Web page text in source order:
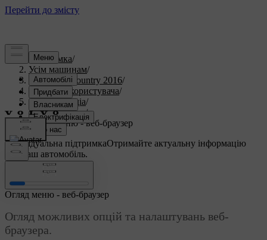
Підтримка/
Усім машинам/
S60 Cross Country 2016/
Посібник користувача/
Аудіо та медіа/
Огляд меню/
Огляд меню - веб-браузер
Індивідуальна підтримкаОтримайте актуальну інформацію
про ваш автомобіль.
Огляд меню - веб-браузер
Огляд можливих опцій та налаштувань веб-
браузера.